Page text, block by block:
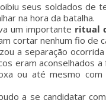
seus soldados de
na hora da batalha.
um importante ritual
cortar nenhum fio de
a separação
eram aconselhados
ou até mesmo com
a se candidatar